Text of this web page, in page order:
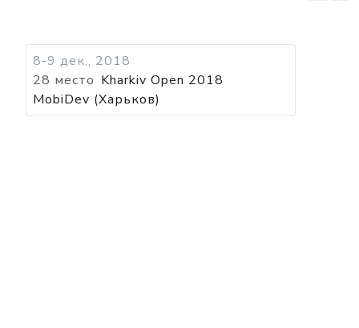
8-9 дек., 2018
28 место Kharkiv Open 2018
MobiDev (Харьков)